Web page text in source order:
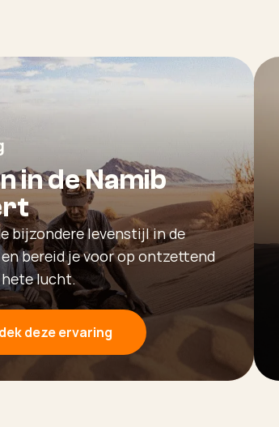
in de Namib
bijzondere levenstijl in de
bereid je voor op ontzettend
lucht.
deze ervaring